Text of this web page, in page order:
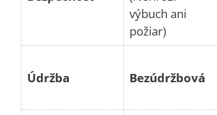
výbuch ani
požiar)
Údržba Bezúdržbová